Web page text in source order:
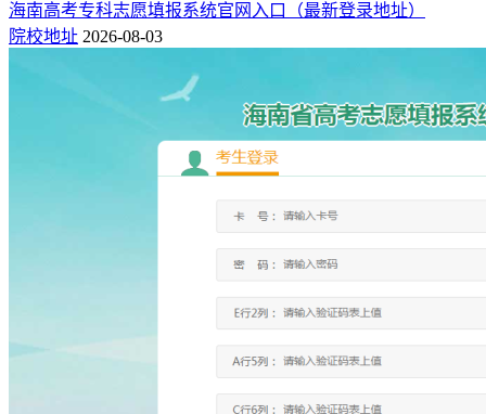
海南高考专科志愿填报系统官网入口（最新登录地址）
院校地址 2026-08-03